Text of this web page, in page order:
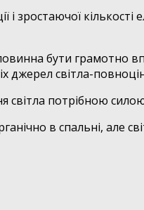
і зростаючої
бути грамотно
джерел світла-
потрібною
в спальні, але